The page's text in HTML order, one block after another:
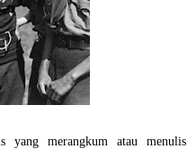
yang merangkum atau menulis